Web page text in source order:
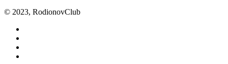
© 2023, RodionovClub